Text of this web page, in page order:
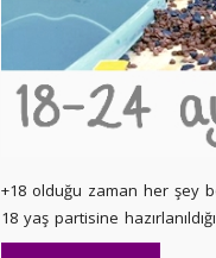
+18 olduğu zaman her şey
18 yaş partisine